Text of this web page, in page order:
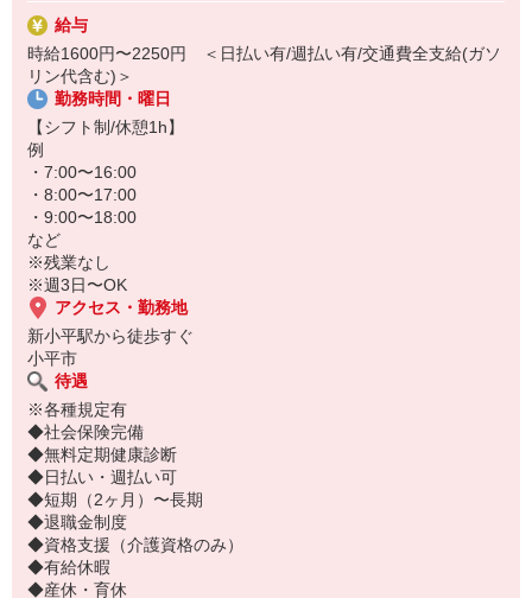
・食事の提供/介助
・ご自宅までの送迎（できる方のみ） など
短期2ヶ月〜OKなのでお試し勤務も◎
日払い・週払い対応可能♪
お気軽にご応募ください！
給与
時給1600円〜2250円 ＜日払い有/週払い有/交通費全支給(ガソ
リン代含む)＞
勤務時間・曜日
【シフト制/休憩1h】
例
・7:00〜16:00
・8:00〜17:00
・9:00〜18:00
など
※残業なし
※週3日〜OK
アクセス・勤務地
新小平駅から徒歩すぐ
小平市
待遇
※各種規定有
◆社会保険完備
◆無料定期健康診断
◆日払い・週払い可
◆短期（2ヶ月）〜長期
◆退職金制度
◆資格支援（介護資格のみ）
◆有給休暇
◆産休・育休